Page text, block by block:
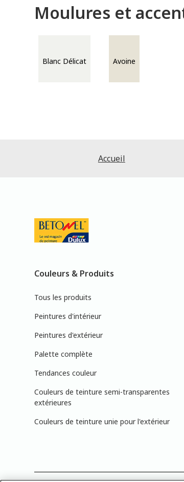
Moulures et
Blanc Délicat Avoine
Accueil
Couleurs & Produits
Tous les produits
Peintures d'intérieur
Peintures d'extérieur
Palette complète
Tendances couleur
Couleurs de teinture semi-transparentes
extérieures
Couleurs de teinture unie pour l'extérieur